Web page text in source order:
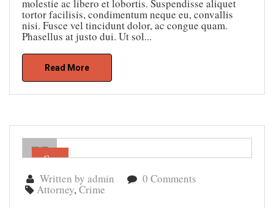
molestie ac libero et lobortis. Suspendisse aliquet
tortor facilisis, condimentum neque eu, convallis
nisi. Fusce vel tincidunt dolor, ac congue quam.
Phasellus at justo dui. Ut sol...
Read More
Gen
04
Written by admin 0 Comments
Attorney,Crime